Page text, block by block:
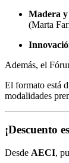
Madera y
(Marta
Además, el
El formato está
modalidades
¡Descuento
Desde AECI,